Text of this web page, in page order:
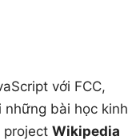
với FCC,
những bài học kinh
Wikipedia